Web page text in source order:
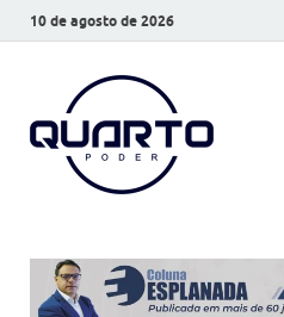
10 de agosto de 2026